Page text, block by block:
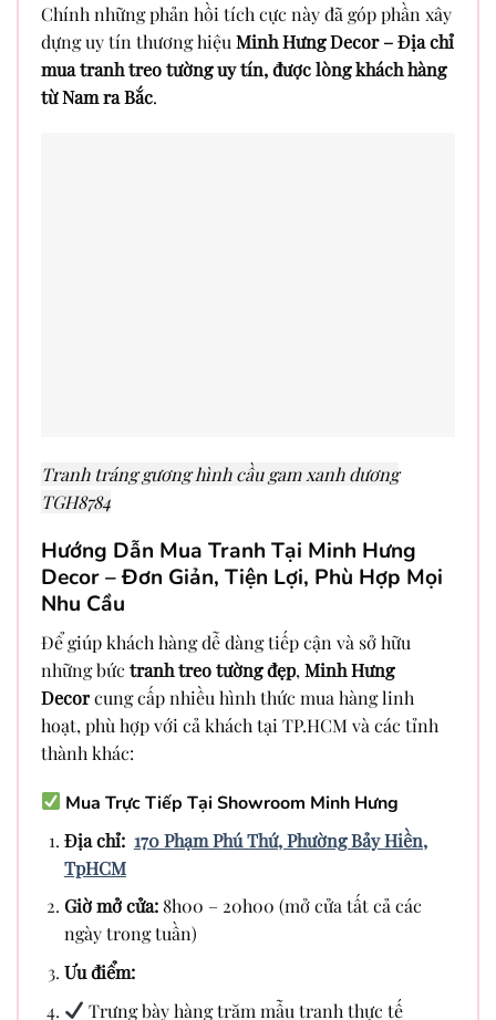
Chính những phản hồi tích cực này đã góp phần xây
dựng uy tín thương hiệu Minh Hưng Decor – Địa chỉ
mua tranh treo tường uy tín, được lòng khách hàng
từ Nam ra Bắc.
Tranh tráng gương hình cầu gam xanh dương
TGH8784
Hướng Dẫn Mua Tranh Tại Minh Hưng
Decor – Đơn Giản, Tiện Lợi, Phù Hợp Mọi
Nhu Cầu
Để giúp khách hàng dễ dàng tiếp cận và sở hữu
những bức tranh treo tường đẹp, Minh Hưng
Decorcung cấp nhiều hình thức mua hàng linh
hoạt, phù hợp với cả khách tại TP.HCM và các tỉnh
thành khác:
Mua Trực Tiếp Tại Showroom Minh Hưng
Địa chỉ: 170 Phạm Phú Thứ, Phường Bảy Hiền,
TpHCM
Giờ mở cửa:8h00 – 20h00 (mở cửa tất cả các
ngày trong tuần)
Ưu điểm:
Trưng bày hàng trăm mẫu tranh thực tế